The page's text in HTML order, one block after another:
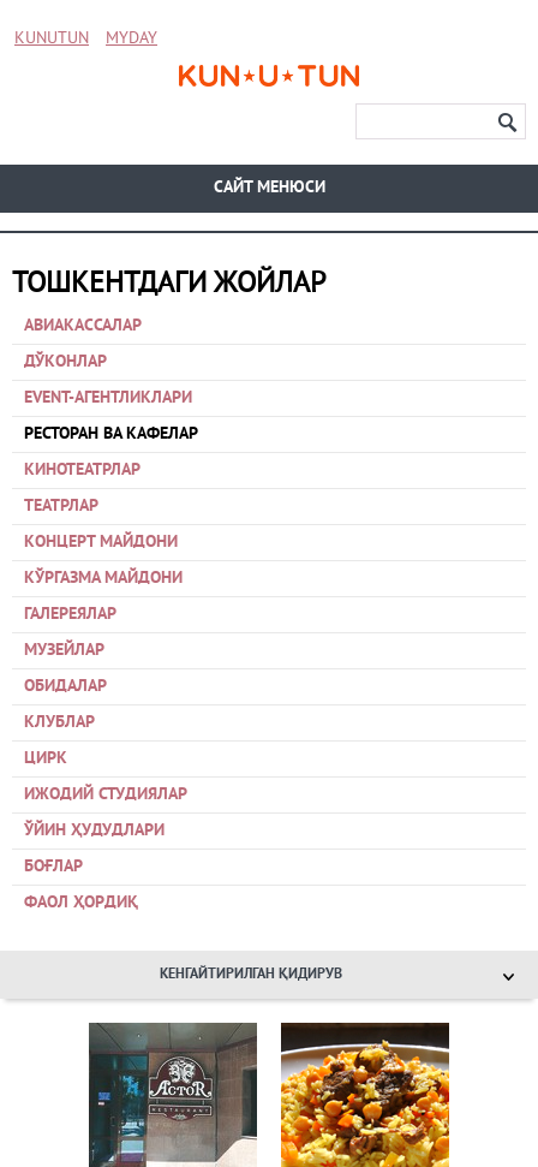
KUNUTUN MYDAY
CАЙТ МЕНЮСИ
ТОШКЕНТДАГИ ЖОЙЛАР
АВИАКАССАЛАР
ДЎКОНЛАР
EVENT-АГЕНТЛИКЛАРИ
РЕСТОРАН ВА КАФЕЛАР
КИНОТЕАТРЛАР
ТЕАТРЛАР
КОНЦЕРТ МАЙДОНИ
КЎРГАЗМА МАЙДОНИ
ГАЛЕРЕЯЛАР
МУЗЕЙЛАР
ОБИДАЛАР
КЛУБЛАР
ЦИРК
ИЖОДИЙ СТУДИЯЛАР
ЎЙИН ҲУДУДЛАРИ
БОҒЛАР
ФАОЛ ҲОРДИҚ
КЕНГАЙТИРИЛГАН ҚИДИРУВ